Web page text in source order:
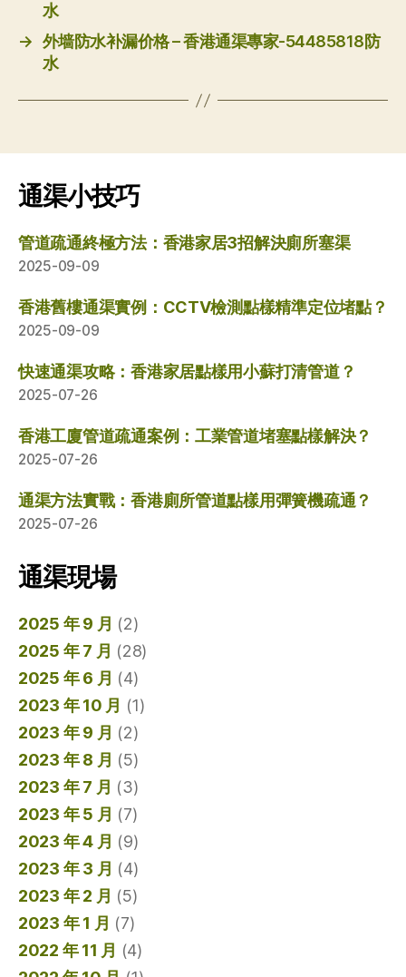
水
→ 外墙防水补漏价格 – 香港通渠專家-54485818防
水
通渠小技巧
管道疏通終極方法：香港家居3招解決廁所塞渠
2025-09-09
香港舊樓通渠實例：CCTV檢測點樣精準定位堵點？
2025-09-09
快速通渠攻略：香港家居點樣用小蘇打清管道？
2025-07-26
香港工廈管道疏通案例：工業管道堵塞點樣解決？
2025-07-26
通渠方法實戰：香港廁所管道點樣用彈簧機疏通？
2025-07-26
通渠現場
2025 年 9 月 (2)
2025 年 7 月 (28)
2025 年 6 月 (4)
2023 年 10 月 (1)
2023 年 9 月 (2)
2023 年 8 月 (5)
2023 年 7 月 (3)
2023 年 5 月 (7)
2023 年 4 月 (9)
2023 年 3 月 (4)
2023 年 2 月 (5)
2023 年 1 月 (7)
2022 年 11 月 (4)